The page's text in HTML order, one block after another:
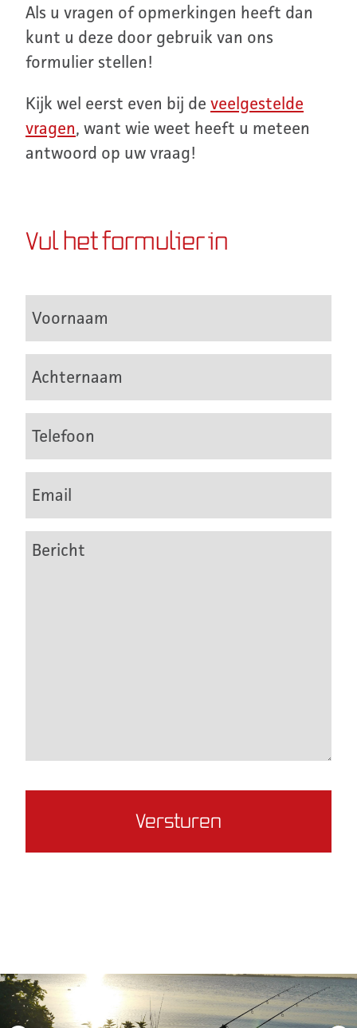
Als u vragen of opmerkingen heeft dan
kunt u deze door gebruik van ons
formulier stellen!
Kijk wel eerst even bij de veelgestelde
vragen, want wie weet heeft u meteen
antwoord op uw vraag!
Vul het formulier in
Bericht